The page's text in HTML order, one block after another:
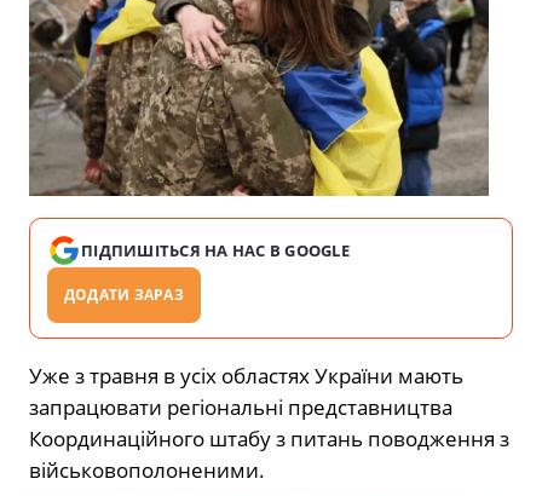
ПІДПИШІТЬСЯ НА НАС В GOOGLE
ДОДАТИ ЗАРАЗ
Уже з травня в усіх областях України мають
запрацювати регіональні представництва
Координаційного штабу з питань поводження з
військовополоненими.